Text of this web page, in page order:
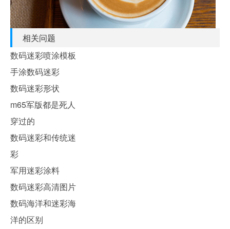
相关问题
数码迷彩喷涂模板
手涂数码迷彩
数码迷彩形状
m65军版都是死人
穿过的
数码迷彩和传统迷
彩
军用迷彩涂料
数码迷彩高清图片
数码海洋和迷彩海
洋的区别